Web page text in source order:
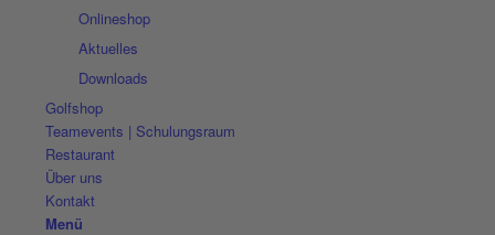
Onlineshop
Aktuelles
Downloads
Golfshop
Teamevents | Schulungsraum
Restaurant
Über uns
Kontakt
Menü